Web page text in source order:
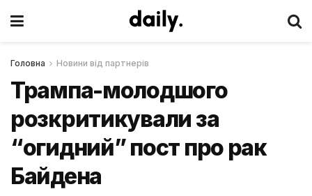
Головна Новини від партнерів
Трампа-молодшого
розкритикували за
“огидний” пост про рак
Байдена